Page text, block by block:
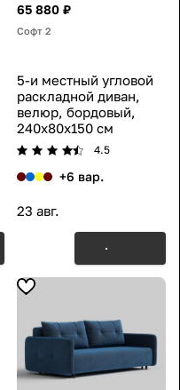
65 880 ₽
Софт 2
5-и местный угловой
раскладной диван,
велюр, бордовый,
240x80x150 см
4.5
+6 вар.
23 авг.